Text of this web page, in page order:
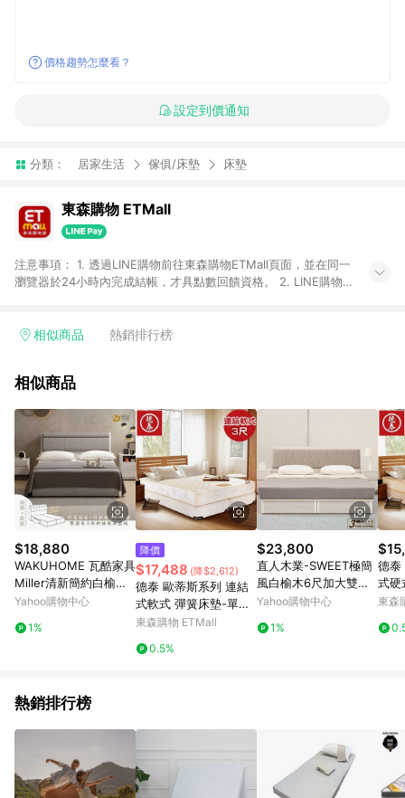
價格趨勢怎麼看？
設定到價通知
分類： 居家生活 傢俱/床墊 床墊
東森購物 ETMall
注意事項： 1. 透過LINE購物前往東森購物ETMall頁面，並在同一
瀏覽器於24小時內完成結帳，才具點數回饋資格。 2. LINE購物
單，皆不在點數回饋範圍內。 3. 如購買以下類別商品，將無法獲
球嚴選、商城、專案商品、「草莓網」全館商品。 4. 如取消訂
回饋。 5. 點數回饋會扣除所有折扣優惠後之最終發票金額計算，
實際回饋請依LINE購物通知為主。 6. 訂單如有使用東森購物
ETMall站內之折扣優惠(包含但不限於東森幣、樂透金、東森現金
券等)，不具點數回饋資格。詳細請依東森購物ETMall之結帳頁面
顯示為準。 7. LINE購物設有「單一商品最高回饋點數」機制(特
殊活動時開放「回饋無上限」)，以同一訂單中同一商品不論件數
計算，並依訂單成立時間當下LINE購物所設定的回饋機制為準。
8. LINE購物為購物資訊整合性平台，商品資料更新會有時間差，
如顯示之商品規格、顏色、價位、贈品與東森購物ETMall銷售網
頁不符，以銷售網頁標示為準。 9. 若有贈點爭議，請務必於訂單
日期+180天以內至LINE購物客服洽詢；若超過180天(含)以上進
行申訴，恕無法贈點回饋。 10. 部分點數紅包僅限指定商品使
用，或不適用於無回饋商品。各點數紅包之適用商品與使用條件
請依點數紅包頁面規則為準。
相似商品 熱銷排行榜
相似商品
$18,880
WAKUHOME 瓦酷家具
Miller清新簡約白榆木
收納床底6尺雙人床組
*高98cm
Yahoo購物中心
1%
降價
$17,488 (降$2,612)
德泰 歐蒂斯系列 連結
式軟式 彈簧床墊-單人
3尺
東森購物 ETMall
0.5%
$23,800
直人木業-SWEET極簡
風白榆木6尺加大雙人
大四抽床組
Yahoo購物中心
1%
德泰
式硬
單
東森
熱銷排行榜